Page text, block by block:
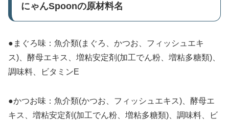
にゃんSpoonの原材料名
●まぐろ味：魚介類(まぐろ、かつお、フィッシュエキ
ス)、酵母エキス、増粘安定剤(加工でん粉、増粘多糖類)、
調味料、ビタミンE
●かつお味：魚介類(かつお、フィッシュエキス)、酵母エ
キス、増粘安定剤(加工でん粉、増粘多糖類)、調味料、ビ